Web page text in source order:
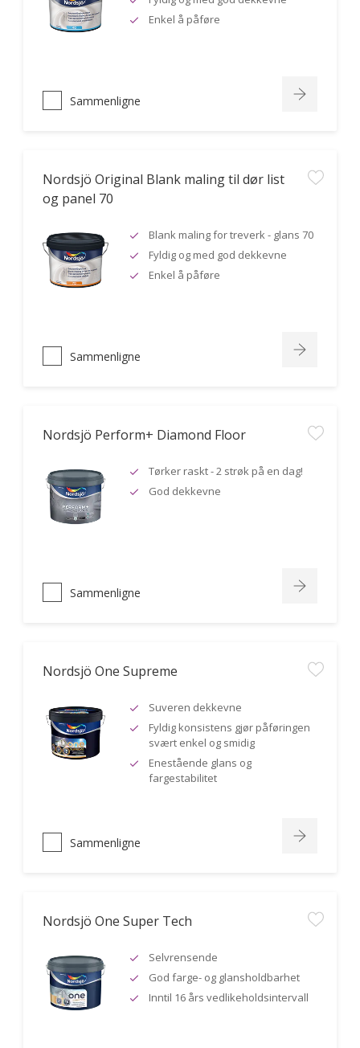
Enkel å påføre
Sammenligne
Nordsjö Original Blank maling til dør list
og panel 70
Blank maling for treverk - glans 70
Fyldig og med god dekkevne
Enkel å påføre
Sammenligne
Nordsjö Perform+ Diamond Floor
Tørker raskt - 2 strøk på en dag!
God dekkevne
Sammenligne
Nordsjö One Supreme
Suveren dekkevne
Fyldig konsistens gjør påføringen
svært enkel og smidig
Enestående glans og
fargestabilitet
Sammenligne
Nordsjö One Super Tech
Selvrensende
God farge- og glansholdbarhet
Inntil 16 års vedlikeholdsintervall